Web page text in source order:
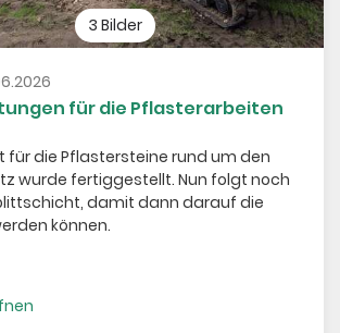
3 Bilder
für die Pflasterarbeiten
für die Pflastersteine rund um den
wurde fertiggestellt. Nun folgt noch
damit dann darauf die
können.